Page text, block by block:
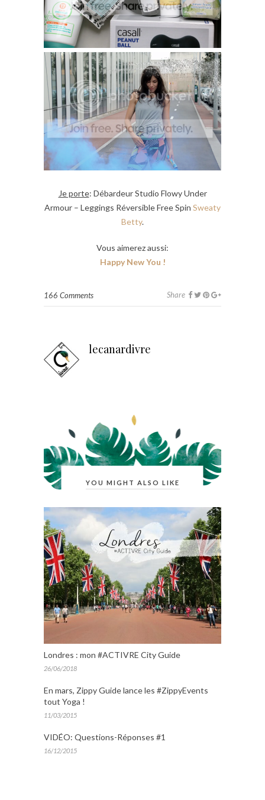
Je porte: Débardeur Studio Flowy Under
Armour – Leggings Réversible Free Spin Sweaty
Betty.
Vous aimerez aussi:
Happy New You !
166 Comments Share
lecanardivre
YOU MIGHT ALSO LIKE
Londres : mon #ACTIVRE City Guide
26/06/2018
En mars, Zippy Guide lance les #ZippyEvents
tout Yoga !
11/03/2015
VIDÉO: Questions-Réponses #1
16/12/2015